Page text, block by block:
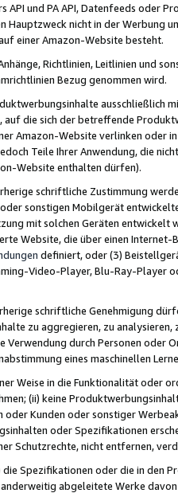
API und PA API, Datenfeeds oder
Hauptzweck nicht in der Werbung
einer Amazon-Website besteht.
Richtlinien, Leitlinien und
Bezug genommen wird.
ausschließlich
die sich der betreffende
Amazon-Website verlinken oder
Teile Ihrer Anwendung, die
Website enthalten dürfen).
schriftliche Zustimmung
sonstigen Mobilgerät
mit solchen Geräten
Website, die über einen
definiert, oder (3)
Video-Player, Blu-Ray-Player
schriftliche Genehmigung
zu aggregieren, zu
Verwendung durch Personen
eines maschinellen
Weise in die Funktionalität oder
(ii) keine
Kunden oder sonstiger
oder Spezifikationen
Schutzrechte, nicht entfernen,
die Spezifikationen oder die in
abgeleitete Werke